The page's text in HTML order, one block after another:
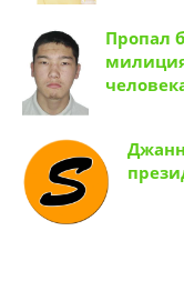
Пропал